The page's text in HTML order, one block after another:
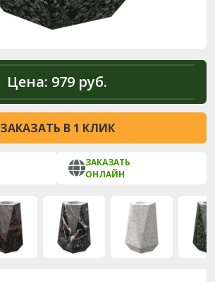
Цена: 979 руб.
ЗАКАЗАТЬ В 1 КЛИК
ЗАКАЗАТЬ
ОНЛАЙН